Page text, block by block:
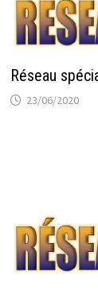
Réseau
23/06/2020